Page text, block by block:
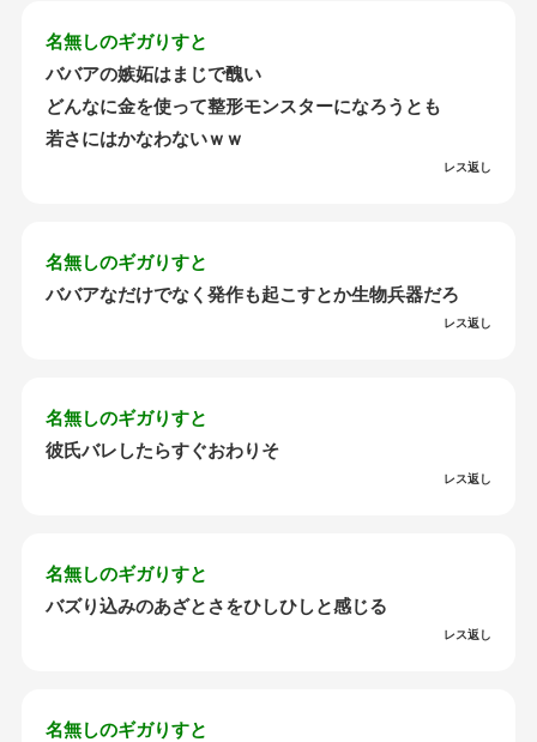
名無しのギガりすと
ババアの嫉妬はまじで醜い
どんなに金を使って整形モンスターになろうとも
若さにはかなわないｗｗ
レス返し
名無しのギガりすと
ババアなだけでなく発作も起こすとか生物兵器だろ
レス返し
名無しのギガりすと
彼氏バレしたらすぐおわりそ
レス返し
名無しのギガりすと
バズり込みのあざとさをひしひしと感じる
レス返し
名無しのギガりすと